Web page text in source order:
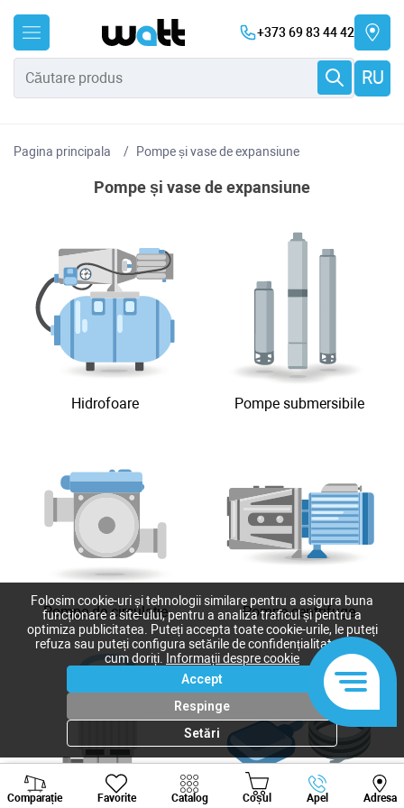
+373 69 83 44 42
RU
Pagina principala Pompe și vase de expansiune
Pompe și vase de expansiune
Hidrofoare Pompe submersibile
Pompe de circulație Pompe centrifuge
Comparație Favorite Catalog Coșul Apel Adresa
Viber Whatsapp
Folosim cookie-uri și tehnologii similare pentru a asigura buna
funcționare a site-ului, pentru a analiza traficul și pentru a
optimiza publicitatea. Puteți accepta toate cookie-urile, le puteți
refuza sau puteți configura setările de confidențialitate după
cum doriți.
Informații despre cookie
Accept
Respinge
Setări